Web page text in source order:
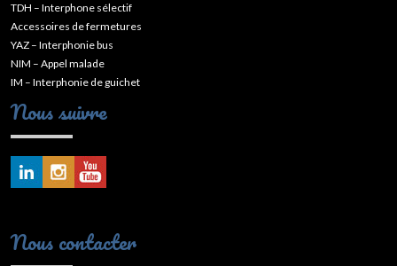
TDH – Interphone sélectif
Accessoires de fermetures
YAZ – Interphonie bus
NIM – Appel malade
IM – Interphonie de guichet
Nous suivre
Nous contacter